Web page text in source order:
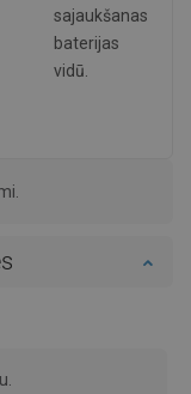
sajaukšanas
baterijas
vidū.